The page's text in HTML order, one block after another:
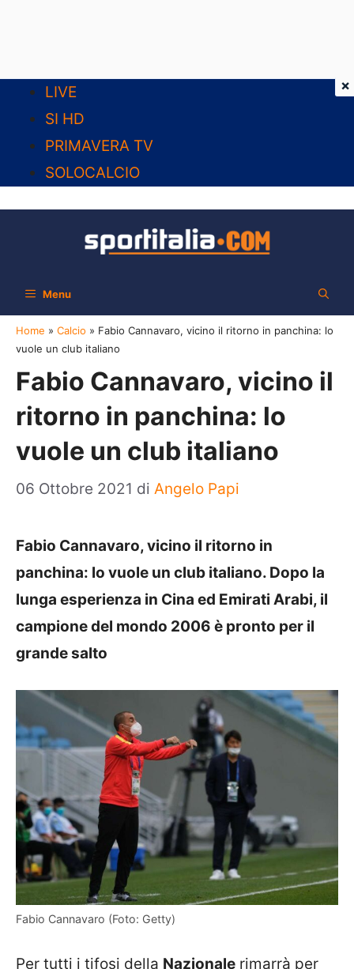
contenuto
LIVE
SI HD
PRIMAVERA TV
SOLOCALCIO
Menu
Home » Calcio » Fabio Cannavaro, vicino il ritorno in panchina: lo
vuole un club italiano
Fabio Cannavaro, vicino il
ritorno in panchina: lo
vuole un club italiano
06 Ottobre 2021 di Angelo Papi
Fabio Cannavaro, vicino il ritorno in
panchina: lo vuole un club italiano. Dopo la
lunga esperienza in Cina ed Emirati Arabi, il
campione del mondo 2006 è pronto per il
grande salto
Fabio Cannavaro (Foto: Getty)
Per tutti i tifosi della Nazionale rimarrà per
×